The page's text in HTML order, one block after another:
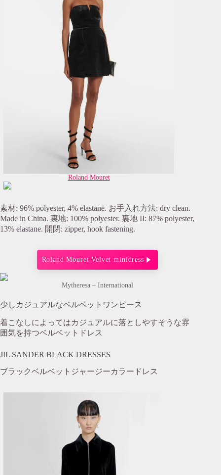
Roland Mouret
素材: 96% polyester, 4% elastane. お手入れ方法: dry clean.
Made in China. 裏地: 100% polyester. 裏地 II: 87% polyester,
13% elastane. 開閉: zipper, hook fastening.
Roland Mouret Velvet minidress
Mytheresa – International
少しカジュアルなベルベットワンピース
着こなしによってはカジュアルに落としやすそうな雰
囲気を持つベルベットドレス
JIL SANDER BLACK DRESSES
ブラックベルベットジャージーカラードレス